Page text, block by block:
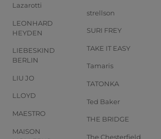
Lazarotti
LEONHARD
HEYDEN
LIEBESKIND
BERLIN
LIU JO
LLOYD
MAESTRO
MAISON
strellson
SURI FREY
TAKE IT EASY
Tamaris
TATONKA
Ted Baker
THE BRIDGE
The Chesterfield